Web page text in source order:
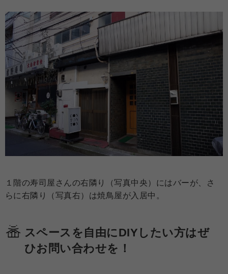
１階の寿司屋さんの右隣り（写真中央）にはバーが、さ
らに右隣り（写真右）は焼鳥屋が入居中。
スペースを自由にDIYしたい方はぜ
ひお問い合わせを！